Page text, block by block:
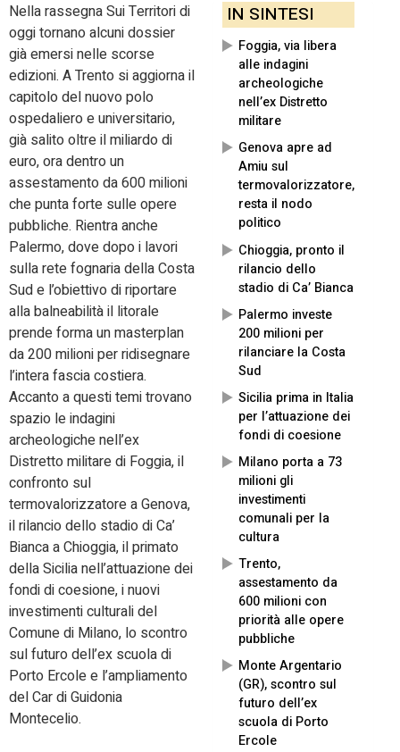
IN SINTESI
Foggia, via libera
alle indagini
archeologiche
nell’ex Distretto
militare
Genova apre ad
Amiu sul
termovalorizzatore,
resta il nodo
politico
Chioggia, pronto il
rilancio dello
stadio di Ca’ Bianca
Palermo investe
200 milioni per
rilanciare la Costa
Sud
Sicilia prima in Italia
per l’attuazione dei
fondi di coesione
Milano porta a 73
milioni gli
investimenti
comunali per la
cultura
Trento,
assestamento da
600 milioni con
priorità alle opere
pubbliche
Monte Argentario
(GR), scontro sul
futuro dell’ex
scuola di Porto
Ercole
Nella rassegna Sui Territori di
oggi tornano alcuni dossier
già emersi nelle scorse
edizioni. A Trento si aggiorna il
capitolo del nuovo polo
ospedaliero e universitario,
già salito oltre il miliardo di
euro, ora dentro un
assestamento da 600 milioni
che punta forte sulle opere
pubbliche. Rientra anche
Palermo, dove dopo i lavori
sulla rete fognaria della Costa
Sud e l’obiettivo di riportare
alla balneabilità il litorale
prende forma un masterplan
da 200 milioni per ridisegnare
l’intera fascia costiera.
Accanto a questi temi trovano
spazio le indagini
archeologiche nell’ex
Distretto militare di Foggia, il
confronto sul
termovalorizzatore a Genova,
il rilancio dello stadio di Ca’
Bianca a Chioggia, il primato
della Sicilia nell’attuazione dei
fondi di coesione, i nuovi
investimenti culturali del
Comune di Milano, lo scontro
sul futuro dell’ex scuola di
Porto Ercole e l’ampliamento
del Car di Guidonia
Montecelio.